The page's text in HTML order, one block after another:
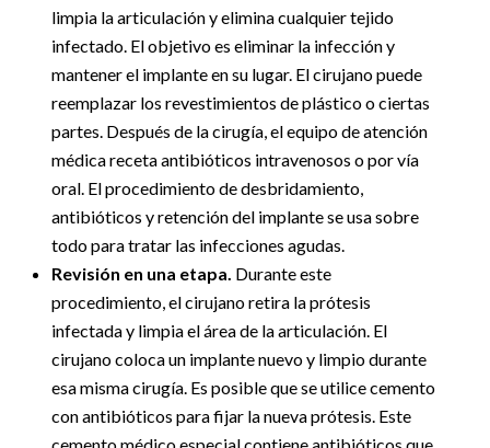
limpia la articulación y elimina cualquier tejido
infectado. El objetivo es eliminar la infección y
mantener el implante en su lugar. El cirujano puede
reemplazar los revestimientos de plástico o ciertas
partes. Después de la cirugía, el equipo de atención
médica receta antibióticos intravenosos o por vía
oral. El procedimiento de desbridamiento,
antibióticos y retención del implante se usa sobre
todo para tratar las infecciones agudas.
Revisión en una etapa. Durante este
procedimiento, el cirujano retira la prótesis
infectada y limpia el área de la articulación. El
cirujano coloca un implante nuevo y limpio durante
esa misma cirugía. Es posible que se utilice cemento
con antibióticos para fijar la nueva prótesis. Este